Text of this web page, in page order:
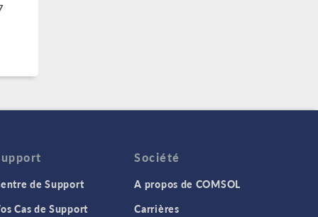
de Support
Cas de Support
Société
A propos de COMSOL
Carrières